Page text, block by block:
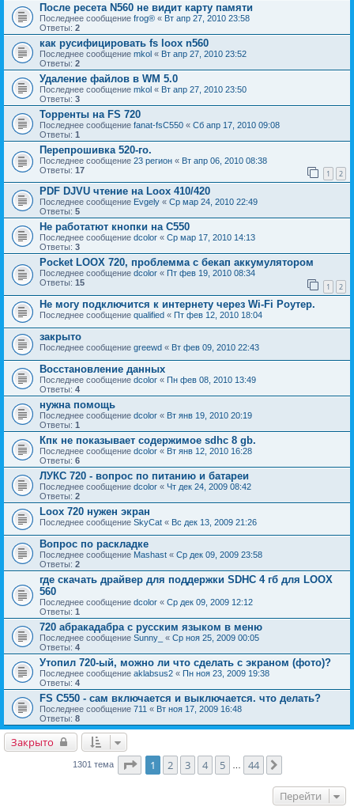
После ресета N560 не видит карту памяти
Последнее сообщение frog® « Вт апр 27, 2010 23:58
Ответы: 2
как русифицировать fs loox n560
Последнее сообщение mkol « Вт апр 27, 2010 23:52
Ответы: 2
Удаление файлов в WM 5.0
Последнее сообщение mkol « Вт апр 27, 2010 23:50
Ответы: 3
Торренты на FS 720
Последнее сообщение fanat-fsC550 « Сб апр 17, 2010 09:08
Ответы: 1
Перепрошивка 520-го.
Последнее сообщение 23 регион « Вт апр 06, 2010 08:38
Ответы: 17 1 2
PDF DJVU чтение на Loox 410/420
Последнее сообщение Evgely « Ср мар 24, 2010 22:49
Ответы: 5
Не работатют кнопки на C550
Последнее сообщение dcolor « Ср мар 17, 2010 14:13
Ответы: 3
Pocket LOOX 720, проблемма с бекап аккумулятором
Последнее сообщение dcolor « Пт фев 19, 2010 08:34
Ответы: 15 1 2
Не могу подключится к интернету через Wi-Fi Роутер.
Последнее сообщение qualified « Пт фев 12, 2010 18:04
закрыто
Последнее сообщение greewd « Вт фев 09, 2010 22:43
Восстановление данных
Последнее сообщение dcolor « Пн фев 08, 2010 13:49
Ответы: 4
нужна помощь
Последнее сообщение dcolor « Вт янв 19, 2010 20:19
Ответы: 1
Кпк не показывает содержимое sdhc 8 gb.
Последнее сообщение dcolor « Вт янв 12, 2010 16:28
Ответы: 6
ЛУКС 720 - вопрос по питанию и батареи
Последнее сообщение dcolor « Чт дек 24, 2009 08:42
Ответы: 2
Loox 720 нужен экран
Последнее сообщение SkyCat « Вс дек 13, 2009 21:26
Вопрос по раскладке
Последнее сообщение Mashast « Ср дек 09, 2009 23:58
Ответы: 2
где скачать драйвер для поддержки SDHC 4 гб для LOOX
560
Последнее сообщение dcolor « Ср дек 09, 2009 12:12
Ответы: 1
720 абракадабра с русским языком в меню
Последнее сообщение Sunny_ « Ср ноя 25, 2009 00:05
Ответы: 4
Утопил 720-ый, можно ли что сделать с экраном (фото)?
Последнее сообщение aklabsus2 « Пн ноя 23, 2009 19:38
Ответы: 4
FS C550 - сам включается и выключается. что делать?
Последнее сообщение 711 « Вт ноя 17, 2009 16:48
Ответы: 8
Закрыто
1301 тема Страница1 из
1 2 3 4 5 44
Перейти